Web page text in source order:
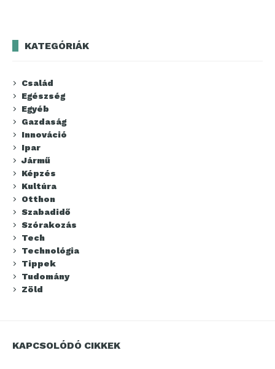
KATEGÓRIÁK
Család
Egészség
Egyéb
Gazdaság
Innováció
Ipar
Jármű
Képzés
Kultúra
Otthon
Szabadidő
Szórakozás
Tech
Technológia
Tippek
Tudomány
Zöld
KAPCSOLÓDÓ CIKKEK